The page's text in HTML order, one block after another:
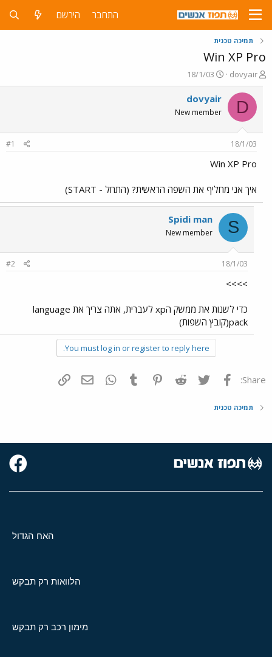
התחבר הירשם
תמיכה טכנית
Win XP Pro
פ
ו
ת
ח
ה
ש
א
dovyair
פ
ו
ר
ס
ם
ר
ך
18/1/03
D
dovyair
New member
18/1/03
#1
Win XP Pro
איך אני מחליף את השפה הראשית? (התחל - START)
S
Spidi man
New member
18/1/03
#2
>>>>
כדי לשנות את ממשק הxp לעברית, אתה צריך את language
pack(קובץ השפות)
You must log in or register to reply here.
Share: פייסבוק Twitter
Reddit
Pinterest
Tumblr
WhatsAppדואר אלקטרוני
תמיכה טכנית
האח הגדול
הלוואות רק תבקש
מימון רכב רק תבקש